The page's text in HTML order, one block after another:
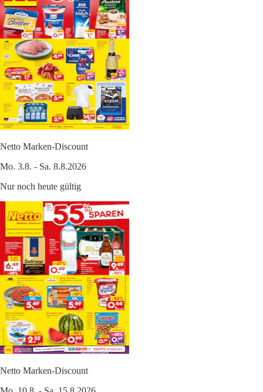
Netto Marken-Discount
Mo. 3.8. - Sa. 8.8.2026
Nur noch heute gültig
Netto Marken-Discount